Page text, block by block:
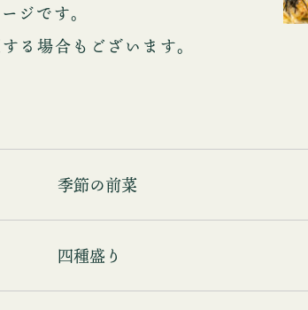
ジです。
る場合もございます。
季節の前菜
四種盛り